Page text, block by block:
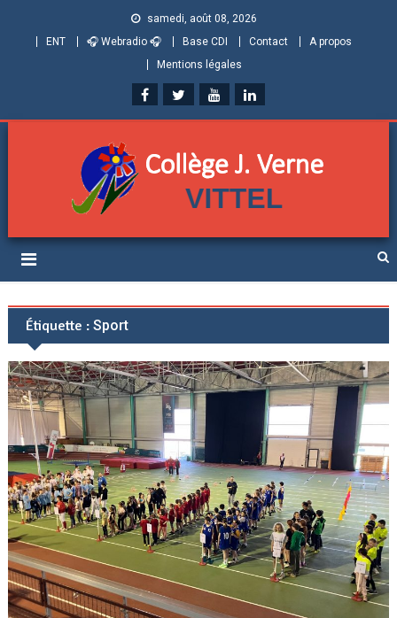
samedi, août 08, 2026
ENT
🎧 Webradio 🎧 Base CDI Contact
A propos
Mentions légales
Collège Jules Verne de
Vittel (Vosges)
Étiquette : Sport